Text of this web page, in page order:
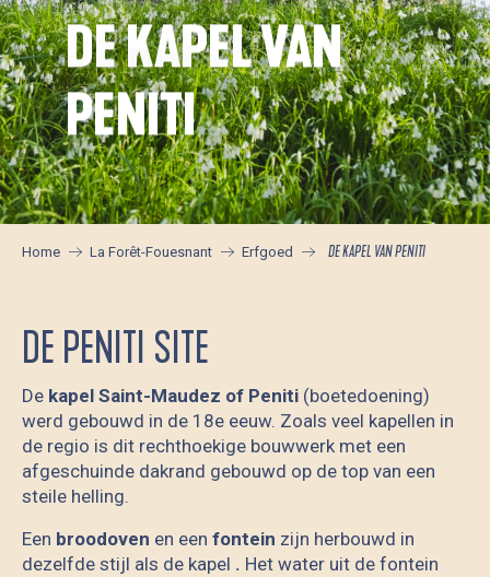
DE KAPEL VAN
PENITI
Home La Forêt-Fouesnant Erfgoed DE KAPEL VAN PENITI
DE PENITI SITE
De kapel Saint-Maudez of Peniti (boetedoening)
werd gebouwd in de 18e eeuw. Zoals veel kapellen in
de regio is dit rechthoekige bouwwerk met een
afgeschuinde dakrand gebouwd op de top van een
steile helling.
Een broodoven en een fontein zijn herbouwd in
dezelfde stijl als de kapel . Het water uit de fontein